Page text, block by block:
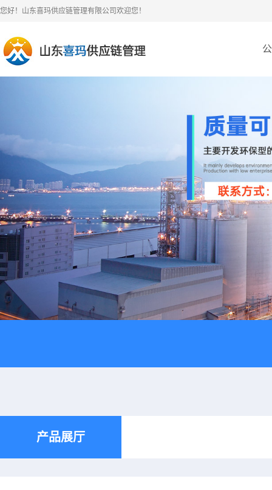
您好！山东喜玛供应链管理有限公司欢迎您！
产品展厅